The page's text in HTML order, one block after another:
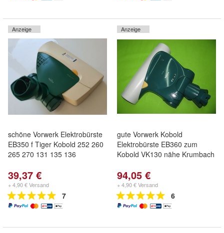
Anzeige
schöne Vorwerk Elektrobürste
EB350 f Tiger Kobold 252 260
265 270 131 135 136
39,37 €
+ 4,90 € Versand
7
Anzeige
gute Vorwerk Kobold
Elektrobürste EB360 zum
Kobold VK130 nähe Krumbach
94,05 €
+ 4,90 € Versand
6